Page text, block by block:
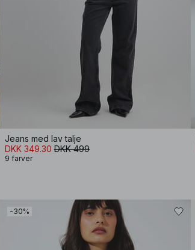
Jeans med lav talje
DKK 349.30 DKK 499
9 farver
-30%